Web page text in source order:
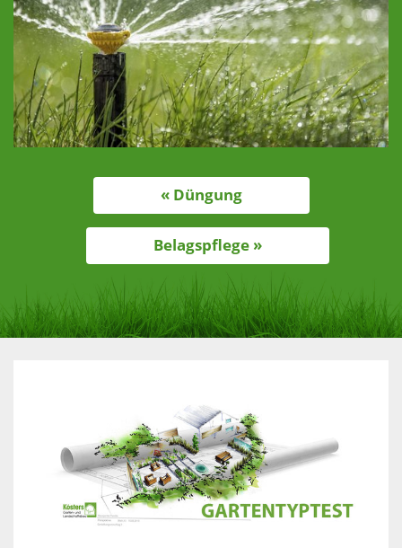
« Düngung
Belagspflege »